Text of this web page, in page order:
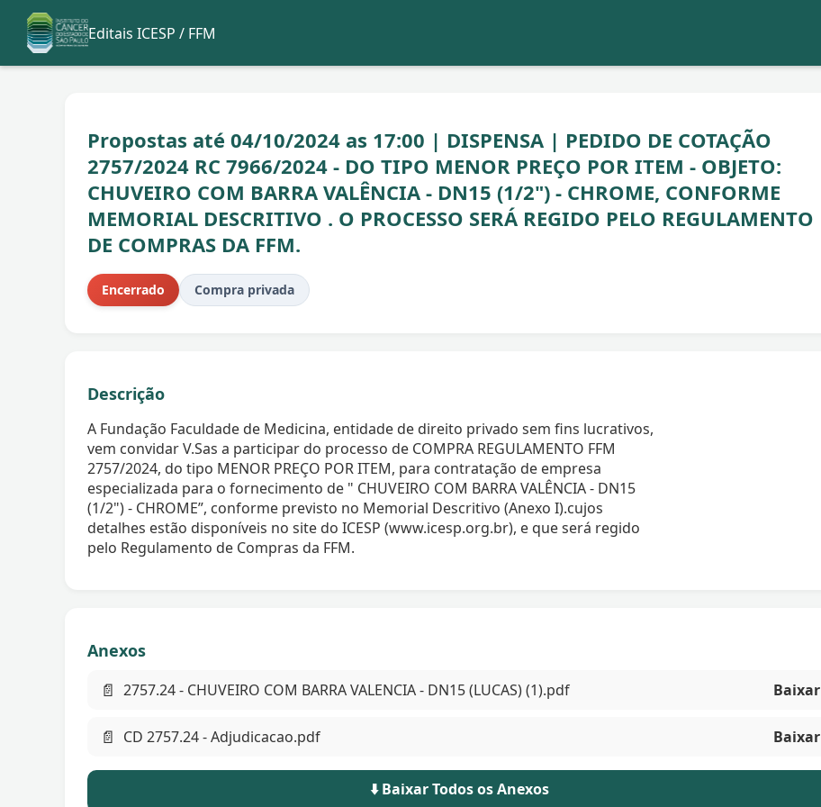
Editais ICESP / FFM
Propostas até 04/10/2024 as 17:00 | DISPENSA | PEDIDO DE COTAÇÃO
2757/2024 RC 7966/2024 - DO TIPO MENOR PREÇO POR ITEM - OBJETO:
CHUVEIRO COM BARRA VALÊNCIA - DN15 (1/2") - CHROME, CONFORME
MEMORIAL DESCRITIVO . O PROCESSO SERÁ REGIDO PELO REGULAMENTO
DE COMPRAS DA FFM.
Encerrado Compra privada
Descrição
A Fundação Faculdade de Medicina, entidade de direito privado sem fins lucrativos,
vem convidar V.Sas a participar do processo de COMPRA REGULAMENTO FFM
2757/2024, do tipo MENOR PREÇO POR ITEM, para contratação de empresa
especializada para o fornecimento de " CHUVEIRO COM BARRA VALÊNCIA - DN15
(1/2") - CHROME”, conforme previsto no Memorial Descritivo (Anexo I).cujos
detalhes estão disponíveis no site do ICESP (www.icesp.org.br), e que será regido
pelo Regulamento de Compras da FFM.
Anexos
📄 2757.24 - CHUVEIRO COM BARRA VALENCIA - DN15 (LUCAS) (1).pdf Baixar
📄 CD 2757.24 - Adjudicacao.pdf Baixar
⬇️ Baixar Todos os Anexos